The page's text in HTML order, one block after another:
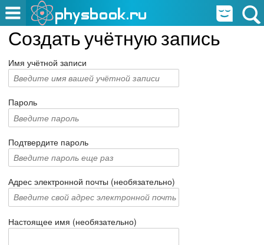
Создать учётную запись
Имя учётной записи
Пароль
Подтвердите пароль
Адрес электронной почты (необязательно)
Настоящее имя (необязательно)